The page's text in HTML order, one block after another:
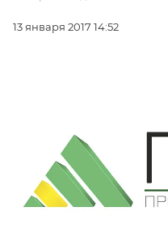
13 января 2017 14:52